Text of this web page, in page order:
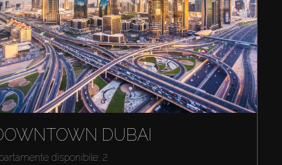
DUBAI
disponibile: 2